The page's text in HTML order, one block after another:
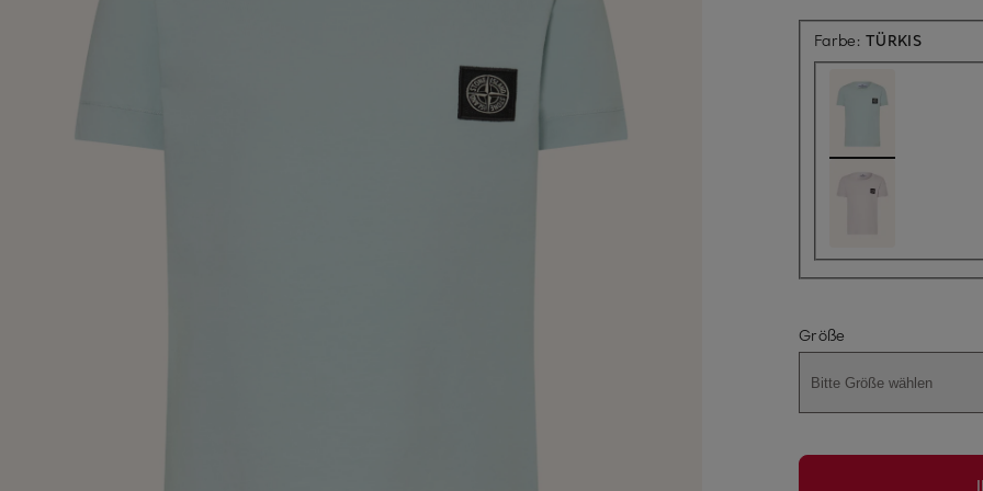
Farbe:TÜRKIS
Größe
Bitte Größe wählen